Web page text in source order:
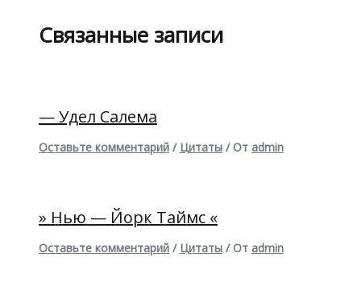
Связанные записи
— Удел Салема
Оставьте комментарий / Цитаты / От admin
» Нью — Йорк Таймс «
Оставьте комментарий / Цитаты / От admin